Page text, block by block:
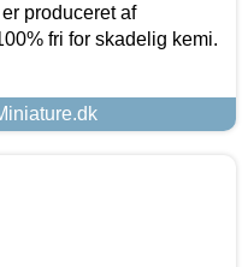
produceret af
fri for skadelig kemi.